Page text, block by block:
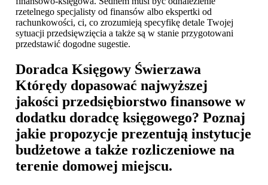
rzetelnego specjalisty od finansów albo ekspertki od
rachunkowości, ci, co zrozumieją specyfikę detale Twojej
sytuacji przedsięwzięcia a także są w stanie przygotowani
przedstawić dogodne sugestie.
Doradca Księgowy Świerzawa
Którędy dopasować najwyższej
jakości przedsiębiorstwo finansowe w
dodatku doradcę księgowego? Poznaj
jakie propozycje prezentują instytucje
budżetowe a także rozliczeniowe na
terenie domowej miejscu.